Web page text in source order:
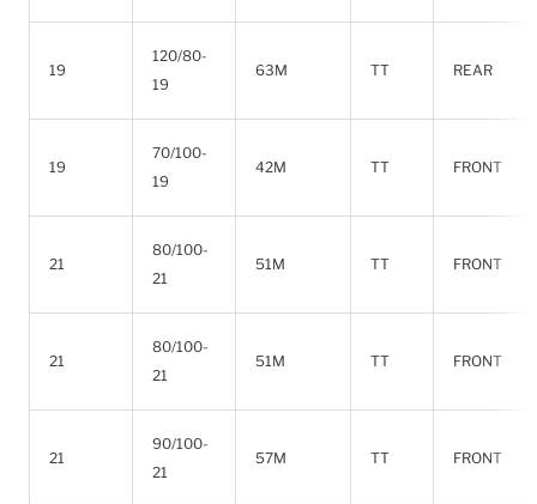
19
120/80-
19
63M TT REAR
19
70/100-
19
42M TT FRONT
21
80/100-
21
51M TT FRONT
21
80/100-
21
51M TT FRONT
21
90/100-
21
57M TT FRONT